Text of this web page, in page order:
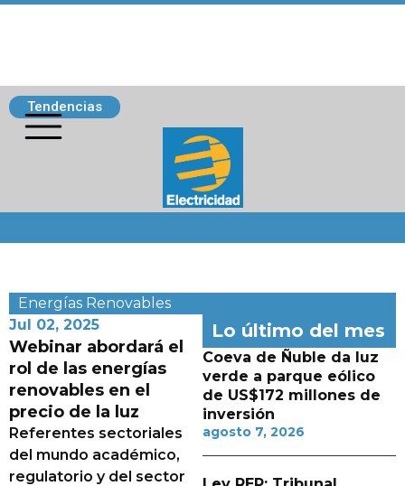
Tendencias
Energías Renovables
Jul 02, 2025
Webinar abordará el
rol de las energías
renovables en el
precio de la luz
Referentes sectoriales
del mundo académico,
regulatorio y del sector
Lo último del mes
Coeva de Ñuble da luz
verde a parque eólico
de US$172 millones de
inversión
agosto 7, 2026